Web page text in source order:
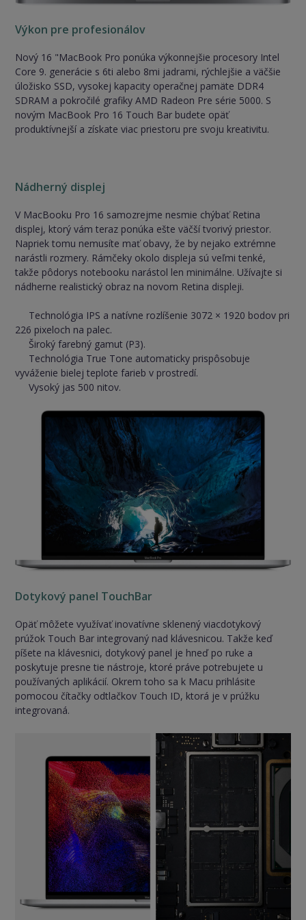
Výkon pre profesionálov
Nový 16 "MacBook Pro ponúka výkonnejšie procesory Intel
Core 9. generácie s 6ti alebo 8mi jadrami, rýchlejšie a väčšie
úložisko SSD, vysokej kapacity operačnej pamäte DDR4
SDRAM a pokročilé grafiky AMD Radeon Pre série 5000. S
novým MacBook Pro 16 Touch Bar budete opäť
produktívnejší a získate viac priestoru pre svoju kreativitu.
Nádherný displej
V MacBooku Pro 16 samozrejme nesmie chýbať Retina
displej, ktorý vám teraz ponúka ešte väčší tvorivý priestor.
Napriek tomu nemusíte mať obavy, že by nejako extrémne
narástli rozmery. Rámčeky okolo displeja sú veľmi tenké,
takže pôdorys notebooku narástol len minimálne. Užívajte si
nádherne realistický obraz na novom Retina displeji.
Technológia IPS a natívne rozlíšenie 3072 × 1920 bodov pri
226 pixeloch na palec.
Široký farebný gamut (P3).
Technológia True Tone automaticky prispôsobuje
vyváženie bielej teplote farieb v prostredí.
Vysoký jas 500 nitov.
Dotykový panel TouchBar
Opäť môžete využívať inovatívne sklenený viacdotykový
prúžok Touch Bar integrovaný nad klávesnicou. Takže keď
píšete na klávesnici, dotykový panel je hneď po ruke a
poskytuje presne tie nástroje, ktoré práve potrebujete u
používaných aplikácií. Okrem toho sa k Macu prihlásite
pomocou čítačky odtlačkov Touch ID, ktorá je v prúžku
integrovaná.